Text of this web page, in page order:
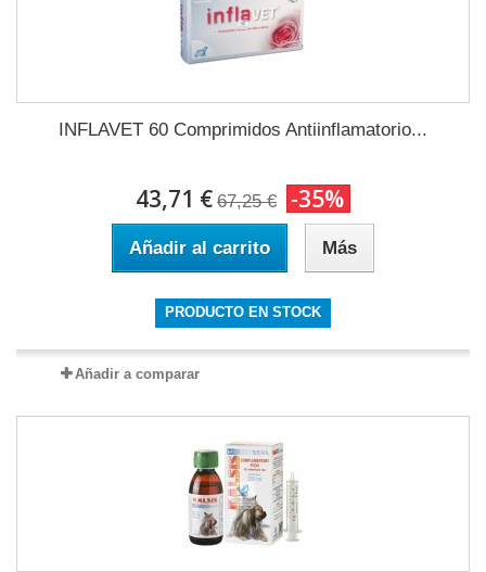
INFLAVET 60 Comprimidos Antiinflamatorio...
43,71 € 67,25 € -35%
Añadir al carrito Más
PRODUCTO EN STOCK
Añadir a comparar